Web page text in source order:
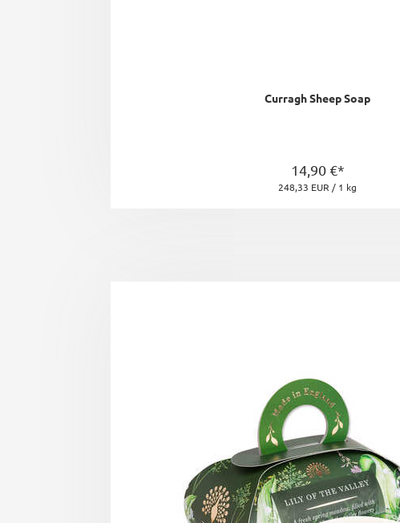
Curragh Sheep Soap
14,90 €*
248,33 EUR / 1 kg